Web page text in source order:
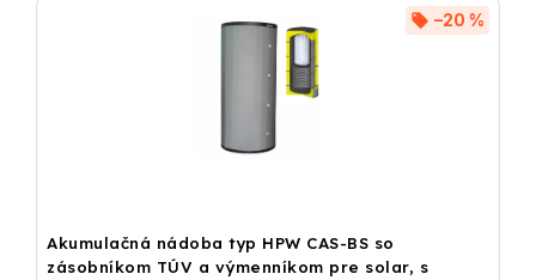
Akumulačná nádoba typ HPW CAS-BS so
zásobníkom TÚV a výmenníkom pre solar, s
–20 %